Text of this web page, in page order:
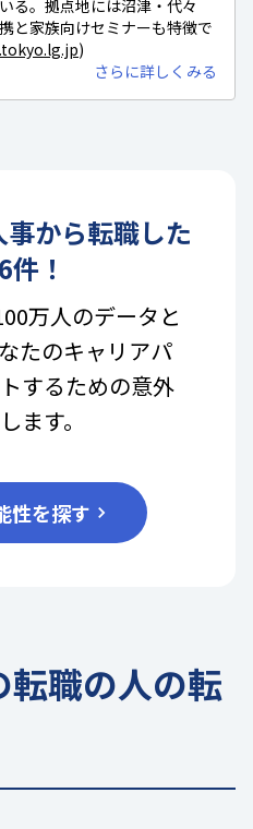
る。拠点地には沼津・代々
と家族向けセミナーも特徴で
)
さらに詳しくみる
事から転職した
件！
万人のデータと
たのキャリアパ
するための意外
ます。
性を探す
職の人の転